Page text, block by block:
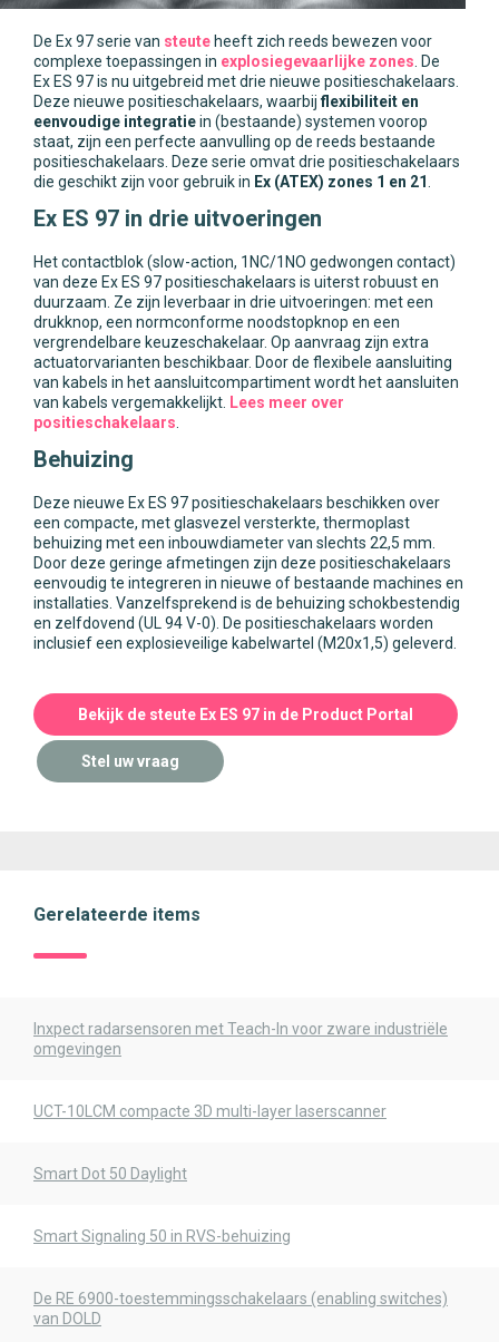
De Ex 97 serie van steute heeft zich reeds bewezen voor
complexe toepassingen in explosiegevaarlijke zones . De
Ex ES 97 is nu uitgebreid met drie nieuwe positieschakelaars.
Deze nieuwe positieschakelaars, waarbijflexibiliteit en
eenvoudige integratiein (bestaande) systemen voorop
staat, zijn een perfecte aanvulling op de reeds bestaande
positieschakelaars. Deze serie omvat drie positieschakelaars
die geschikt zijn voor gebruik in Ex (ATEX) zones 1 en 21
Ex ES 97 in drie uitvoeringen
Het contactblok (slow-action, 1NC/1NO gedwongen contact)
van deze Ex ES 97 positieschakelaars is uiterst robuust en
duurzaam. Ze zijn leverbaar in drie uitvoeringen: met een
drukknop, een normconforme noodstopknop en een
vergrendelbare keuzeschakelaar. Op aanvraag zijn extra
actuatorvarianten beschikbaar. Door de flexibele aansluiting
van kabels in het aansluitcompartiment wordt het aansluiten
van kabels vergemakkelijkt. Lees meer over
positieschakelaars
Behuizing
Deze nieuwe Ex ES 97 positieschakelaars beschikken over
een compacte, met glasvezel versterkte, thermoplast
behuizing met een inbouwdiameter van slechts 22,5 mm.
Door deze geringe afmetingen zijn deze positieschakelaars
eenvoudig te integreren in nieuwe of bestaande machines en
installaties. Vanzelfsprekend is de behuizing schokbestendig
en zelfdovend (UL 94 V-0). De positieschakelaars worden
inclusief een explosieveilige kabelwartel (M20x1,5) geleverd.
Bekijk de steute Ex ES 97 in de Product Portal
Stel uw vraag
Gerelateerde items
Inxpect radarsensoren met Teach-In voor zware industriële
omgevingen
UCT-10LCM compacte 3D multi-layer laserscanner
Smart Dot 50 Daylight
Smart Signaling 50 in RVS-behuizing
De RE 6900-toestemmingsschakelaars (enabling switches)
van DOLD